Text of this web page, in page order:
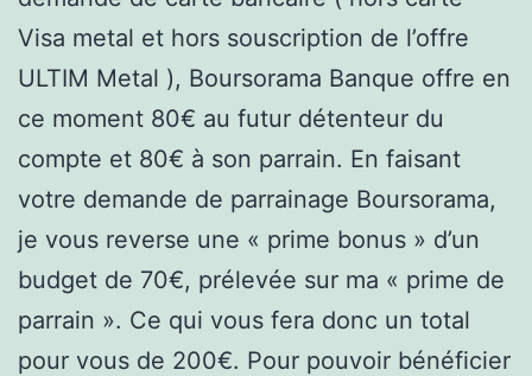
Visa metal et hors souscription de l’offre
ULTIM Metal ), Boursorama Banque offre en
ce moment 80€ au futur détenteur du
compte et 80€ à son parrain. En faisant
votre demande de parrainage Boursorama,
je vous reverse une « prime bonus » d’un
budget de 70€, prélevée sur ma « prime de
parrain ». Ce qui vous fera donc un total
pour vous de 200€. Pour pouvoir bénéficier